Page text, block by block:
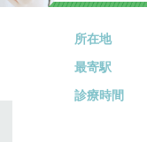
所在地
最寄駅
診療時間